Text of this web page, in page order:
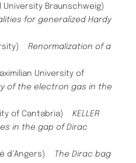
University Braunschweig)
for generalized Hardy
Renormalization of a
University of
of the electron gas in the
of Cantabria) KELLER
in the gap of Dirac
d’Angers)
The Dirac bag